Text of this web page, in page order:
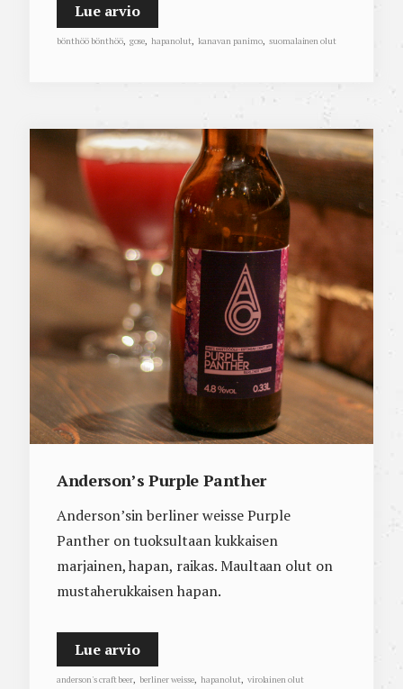
Lue arvio
bönthöö bönthöö, gose hapanolut kanavan panimo, suomalainen olut
Anderson’s Purple Panther
Anderson’sin berliner weisse Purple
Panther on tuoksultaan kukkaisen
marjainen, hapan, raikas. Maultaan olut on
mustaherukkaisen hapan.
Lue arvio
anderson's craft beer, berliner weisse, hapanolut, virolainen olut